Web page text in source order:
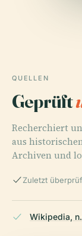
QUELLEN
Geprüft
Recherchiert
aus
Archiven und
Zuletzt
Wikipedia,